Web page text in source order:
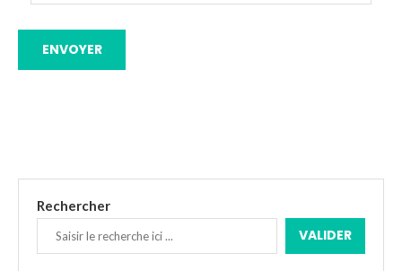
Rechercher
VALIDER